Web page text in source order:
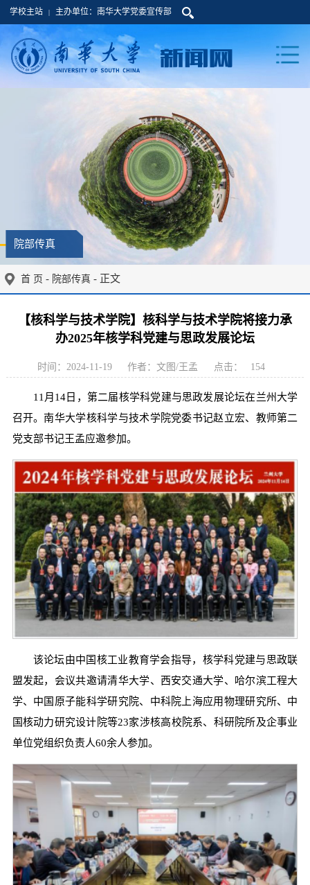
学校主站 | 主办单位：南华大学党委宣传部
院部传真
首 页 - 院部传真 - 正文
【核科学与技术学院】核科学与技术学院将接力承
办2025年核学科党建与思政发展论坛
时间：2024-11-19 作者：文图/王孟 点击： 154
11月14日，第二届核学科党建与思政发展论坛在兰州大学
召开。南华大学核科学与技术学院党委书记赵立宏、教师第二
党支部书记王孟应邀参加。
该论坛由中国核工业教育学会指导，核学科党建与思政联
盟发起，会议共邀请清华大学、西安交通大学、哈尔滨工程大
学、中国原子能科学研究院、中科院上海应用物理研究所、中
国核动力研究设计院等23家涉核高校院系、科研院所及企事业
单位党组织负责人60余人参加。